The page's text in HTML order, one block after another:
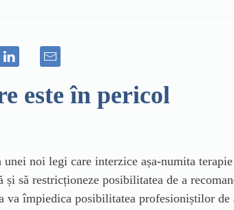
este în pericol
noi legi care interzice așa-numita
să restricționeze posibilitatea de a
împiedica posibilitatea profesioniștilor de